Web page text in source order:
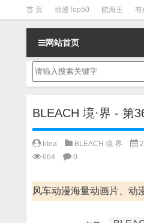
首 页 动漫Top50 航海王 有
斗罗3 火影 一拳超人 柯南
网站首页
BLEACH 境·界 - 第
blea BLEACH 境·界
664
0
风车动漫海量动画片、动